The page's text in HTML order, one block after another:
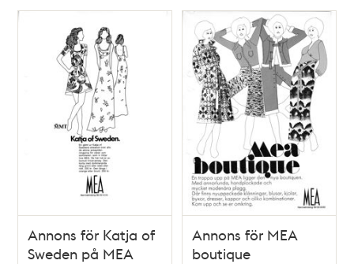
Relaterade
Annons för Katja of
Sweden på MEA
Annons för MEA
boutique